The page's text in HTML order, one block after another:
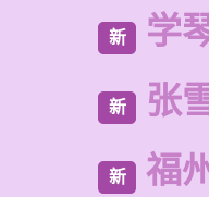
新 学
新 张
新 福